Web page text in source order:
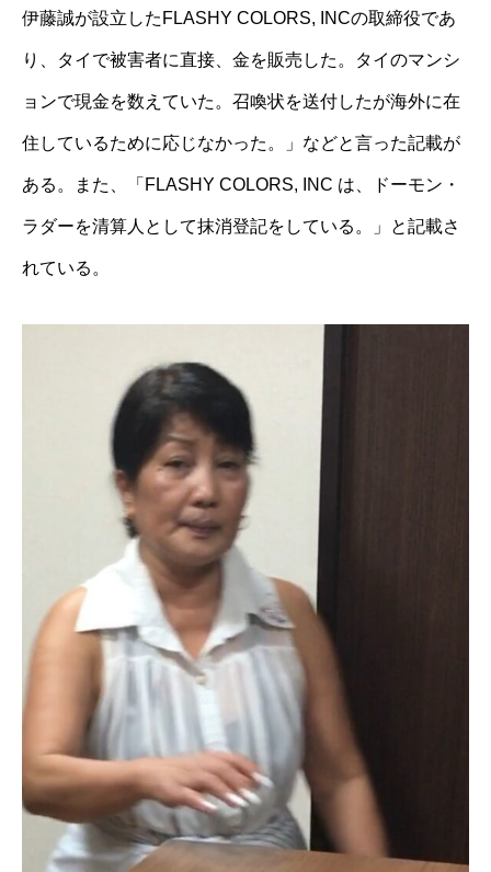
伊藤誠が設立したFLASHY COLORS, INCの取締役であ
り、タイで被害者に直接、金を販売した。タイのマンシ
ョンで現金を数えていた。召喚状を送付したが海外に在
住しているために応じなかった。」などと言った記載が
ある。また、「FLASHY COLORS, INC は、ドーモン・
ラダーを清算人として抹消登記をしている。」と記載さ
れている。